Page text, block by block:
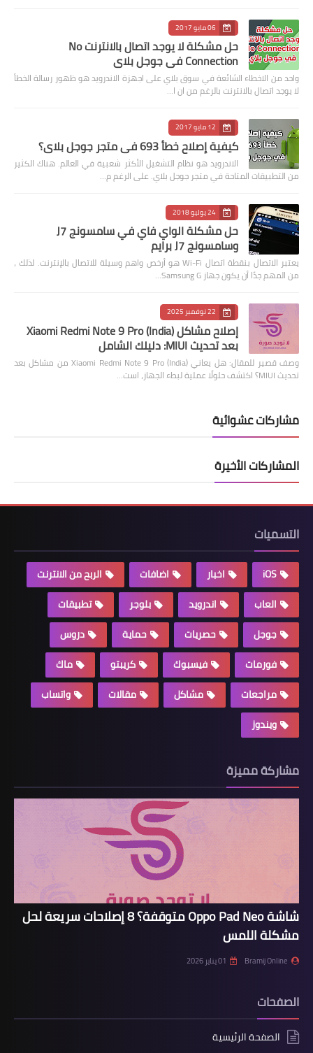
06 مايو 2017
حل مشكلة لا يوجد اتصال بالانترنت No
Connection في جوجل بلاي
واحد من الاخطاء الشائعة في سوق بلاي على اجهزة الاندرويد هو ظهور رسالة الخطأ
لا يوجد اتصال بالانترنت بالرغم من ان ا…
12 مايو 2017
كيفية إصلاح خطأ 693 في متجر جوجل بلاي؟
الاندرويد هو نظام التشغيل الأكثر شعبية في العالم. هناك الكثير
من التطبيقات المتاحة في متجر جوجل بلاي. على الرغم م…
24 يوليو 2018
حل مشكلة الواي فاي في سامسونج J7
وسامسونج J7 برايم
يعتبر الاتصال بنقطة اتصال Wi-Fi هو أرخص واهم وسيلة للاتصال بالإنترنت. لذلك ،
من المهم جدًا أن يكون جهاز Samsung G…
22 نوفمبر 2025
إصلاح مشاكل Xiaomi Redmi Note 9 Pro (India)
بعد تحديث MIUI: دليلك الشامل
وصف قصير للمقال: هل يعاني Xiaomi Redmi Note 9 Pro (India) من مشاكل بعد
تحديث MIUI؟ اكتشف حلولًا عملية لبطء الجهاز، است…
مشاركات عشوائية
المشاركات الأخيرة
التسميات
iOS اخبار اضافات
الربح من الانترنت
العاب
اندرويد بلوجر
تطبيقات
جوجل
حصريات حماية
دروس
فورمات
فيسبوك كريبتو
ماك
مراجعات
مشاكل مقالات
واتساب
ويندوز
مشاركة مميزة
شاشة Oppo Pad Neo متوقفة؟ 8 إصلاحات سريعة لحل
مشكلة اللمس
Bramij Online 01 يناير 2026
الصفحات
الصفحة الرئيسية